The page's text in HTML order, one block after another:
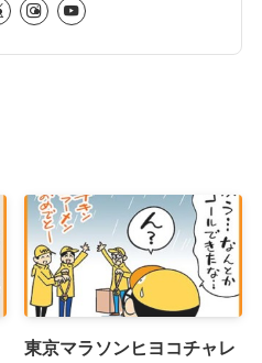
東京マラソンヒヨコチャレ